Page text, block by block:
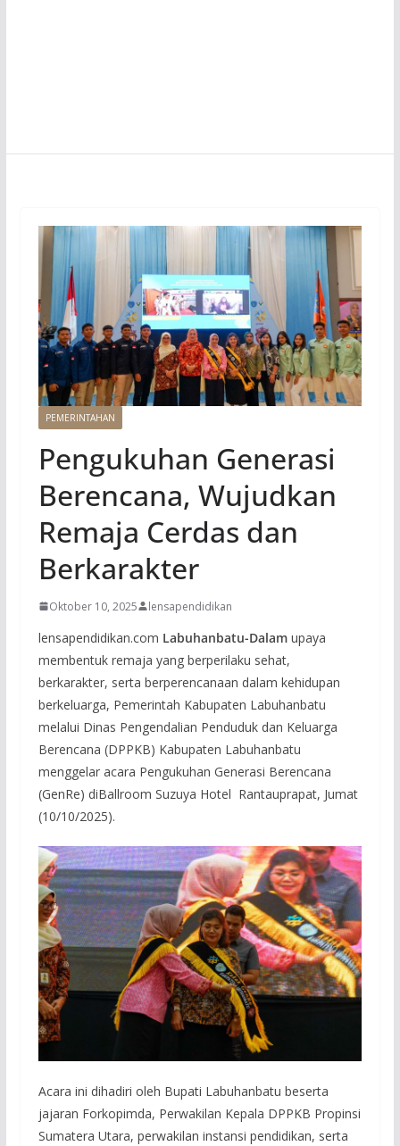
PEMERINTAHAN
Pengukuhan Generasi
Berencana, Wujudkan
Remaja Cerdas dan
Berkarakter
Oktober 10, 2025 lensapendidikan
lensapendidikan.com Labuhanbatu-Dalamupaya
membentuk remaja yang berperilaku sehat,
berkarakter, serta berperencanaan dalam kehidupan
berkeluarga, Pemerintah Kabupaten Labuhanbatu
melalui Dinas Pengendalian Penduduk dan Keluarga
Berencana (DPPKB) Kabupaten Labuhanbatu
menggelar acara Pengukuhan Generasi Berencana
(GenRe) diBallroom Suzuya Hotel Rantauprapat, Jumat
(10/10/2025).
Acara ini dihadiri oleh Bupati Labuhanbatu beserta
jajaran Forkopimda, Perwakilan Kepala DPPKB Propinsi
Sumatera Utara, perwakilan instansi pendidikan, serta